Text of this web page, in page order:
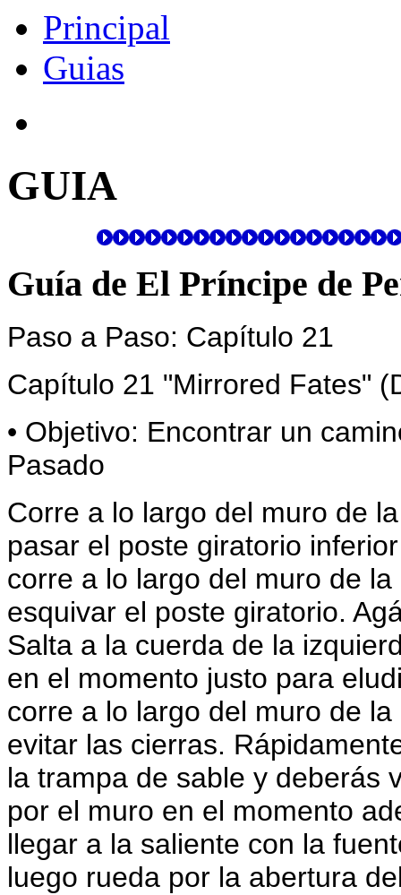
Principal
Guias
GUIA
Guía de El Príncipe de
Paso a Paso: Capítulo 21
Capítulo 21 "Mirrored Fates"
• Objetivo: Encontrar un
Pasado
Corre a lo largo del muro de
pasar el poste giratorio
corre a lo largo del muro de
esquivar el poste giratorio.
Salta a la cuerda de la
en el momento justo para
corre a lo largo del muro de
evitar las cierras.
la trampa de sable y deberás
por el muro en el momento
llegar a la saliente con la
luego rueda por la abertura